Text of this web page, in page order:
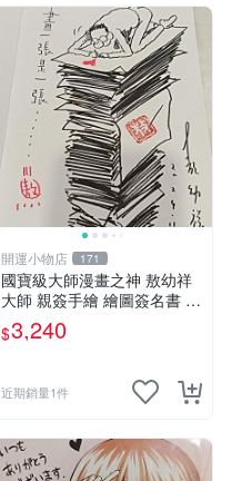
開運小物店 171
國寶級大師漫畫之神 敖幼祥
大師 親簽手繪 繪圖簽名書 機
會難得敖大師一輩子繪圖創作
多年有一句老師最金典名言
$3,240
近期銷量1件